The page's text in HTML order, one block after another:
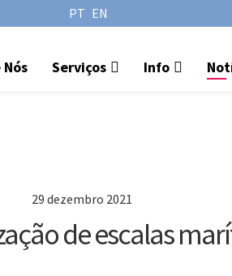
PT EN
Serviços Info
29 dezembro 2021
de escalas